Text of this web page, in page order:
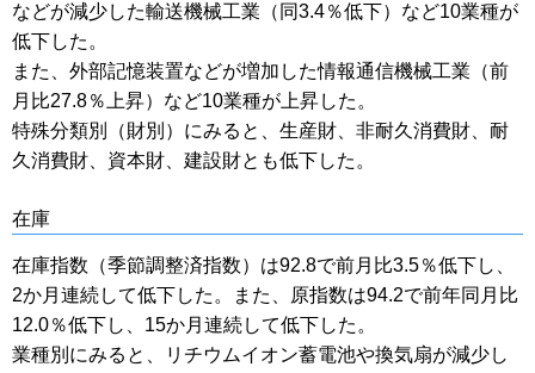
などが減少した輸送機械工業（同3.4％低下）など10業種が
低下した。
また、外部記憶装置などが増加した情報通信機械工業（前
月比27.8％上昇）など10業種が上昇した。
特殊分類別（財別）にみると、生産財、非耐久消費財、耐
久消費財、資本財、建設財とも低下した。
在庫
在庫指数（季節調整済指数）は92.8で前月比3.5％低下し、
2か月連続して低下した。また、原指数は94.2で前年同月比
12.0％低下し、15か月連続して低下した。
業種別にみると、リチウムイオン蓄電池や換気扇が減少し